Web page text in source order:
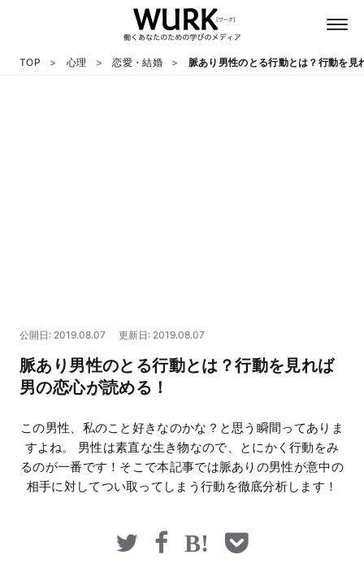
マネー
TOP 心理 恋愛・結婚 脈あり男性のとる行動とは？行動を見
公開日: 2019.08.07 更新日: 2019.08.07
脈あり男性のとる行動とは？行動を見れば
男の恋心が読める！
この男性、私のこと好きなのかな？と思う瞬間ってありま
すよね。 男性は素直な生き物なので、とにかく行動をみ
るのが一番です！そこで本記事では脈ありの男性が意中の
相手に対してつい取ってしまう行動を徹底分析します！